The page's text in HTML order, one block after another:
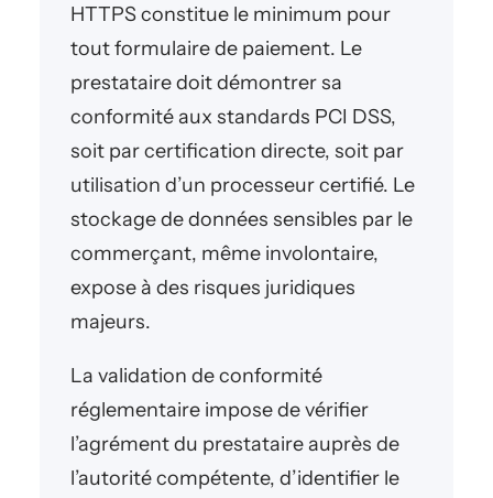
HTTPS constitue le minimum pour
tout formulaire de paiement. Le
prestataire doit démontrer sa
conformité aux standards PCI DSS,
soit par certification directe, soit par
utilisation d’un processeur certifié. Le
stockage de données sensibles par le
commerçant, même involontaire,
expose à des risques juridiques
majeurs.
La validation de conformité
réglementaire impose de vérifier
l’agrément du prestataire auprès de
l’autorité compétente, d’identifier le